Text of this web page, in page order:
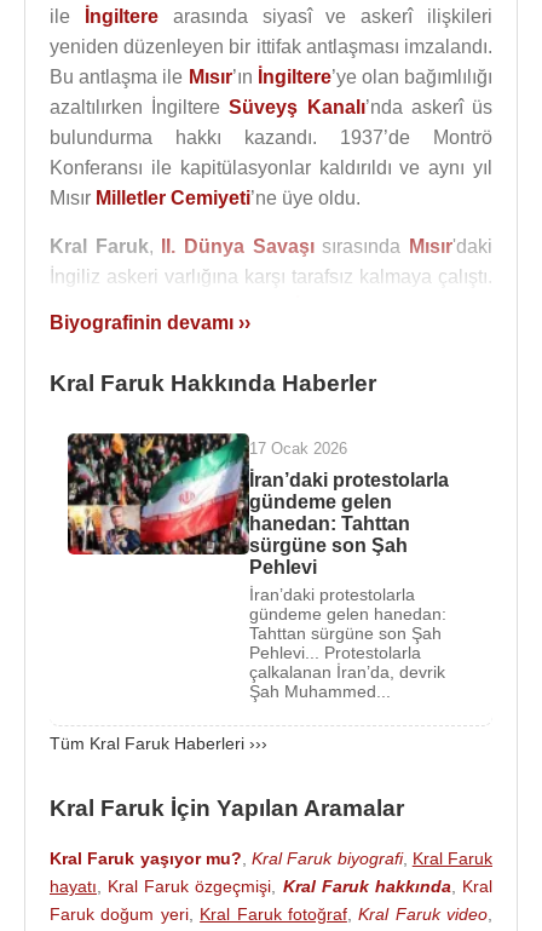
ile İngilterearasında siyasî ve askerî ilişkileri
yeniden düzenleyen bir ittifak antlaşması imzalandı.
Bu antlaşma ile Mısır’ın İngiltere’ye olan bağımlılığı
azaltılırken İngiltereSüveyş Kanalı’nda askerî üs
bulundurma hakkı kazandı. 1937’de Montrö
Konferansı ile kapitülasyonlar kaldırıldı ve aynı yıl
Mısır Milletler Cemiyeti’ne üye oldu.
Kral Faruk, II. Dünya Savaşısırasında Mısır'daki
İngiliz askeri varlığına karşı tarafsız kalmaya çalıştı.
yapılan
milliyetçiliğin güçlenmesine neden oldu. Göreve
Kral Faruközellikle savaştan sonra gözden düştü.
Öte yandan paraya ve sefahate düşkünlüğüyle
tanınanKral Faruk’un özel hayatı da halkın
tepkisini çekiyordu. Kral Faruk, kendisine karşı
muhalefette en önemli rolü ülkenin siyasî hayatında
son derece etkili olan Vefd Partisi’nin oynadığını
anlayarak halkın desteğini sağlamak için İhvân-ı
Müslimîn’e yanaşmaya çalıştı; ülkedeki bütün siyasî
partiler için toplantı yasağı uygulanırken bu parti
özel izinle kongrelerini yapabiliyordu.
Başbakan Nehhâs Paşa’nın Ekim 1951’de,
’nin
’daki varlığının devamını
sağlayan 1936 antlaşmasını tek taraflı olarak
feshetmesi halkın büyük coşkusuyla karşılanırken
krala karşı duyulan öfkeyi arttırdı. Vefd Partisi
Biyografinin devamı ››
Kral Faruk Hakkında Haberler
17 Ocak 2026
İran’daki protestolarla
gündeme gelen
hanedan: Tahttan
sürgüne son Şah
Pehlevi
İran’daki protestolarla
gündeme gelen hanedan:
Tahttan sürgüne son Şah
Pehlevi... Protestolarla
çalkalanan İran’da, devrik
Şah Muhammed...
Tüm Kral Faruk Haberleri ›››
Kral Faruk İçin Yapılan Aramalar
Kral Faruk yaşıyor mu? Kral Faruk biyografi, Kral Faruk
hayatı
Kral Faruk özgeçmişi Kral Faruk hakkında
Kral
Faruk doğum yeri, Kral Faruk fotoğraf,Kral Faruk video